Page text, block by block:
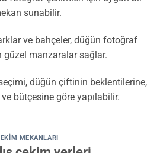
sunabilir.
ve bahçeler, düğün fotoğraf
güzel manzaralar sağlar.
düğün çiftinin beklentilerine,
bütçesine göre yapılabilir.
MEKANLARI